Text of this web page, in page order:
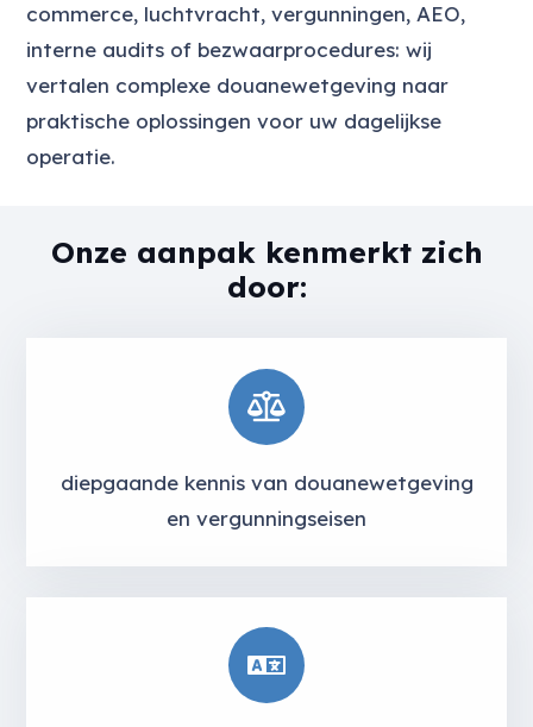
commerce, luchtvracht, vergunningen, AEO,
interne audits of bezwaarprocedures: wij
vertalen complexe douanewetgeving naar
praktische oplossingen voor uw dagelijkse
operatie.
Onze aanpak kenmerkt zich
door:
diepgaande kennis van douanewetgeving
en vergunningseisen